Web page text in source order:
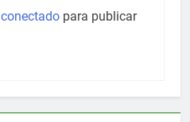
conectado para publicar